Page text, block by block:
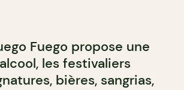
Fuego propose une
les festivaliers
bières, sangrias,